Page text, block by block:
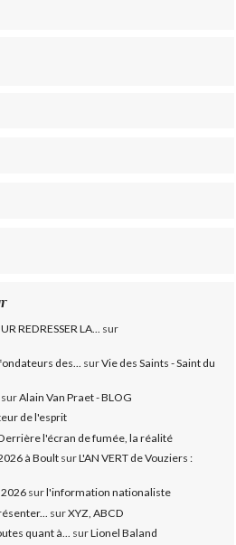
REDRESSER LA... sur
des... surVie des Saints - Saint du
surAlain Van Praet - BLOG
de l'esprit
l'écran de fumée, la réalité
à Boult surL'AN VERT de Vouziers :
surl'information nationaliste
surXYZ, ABCD
quant à... surLionel Baland